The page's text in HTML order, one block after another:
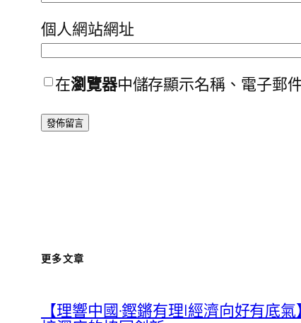
個人網站網址
在瀏覽器中儲存顯示名稱、電子郵
更多文章
【理響中國·鏗鏘有理|經濟向好有底